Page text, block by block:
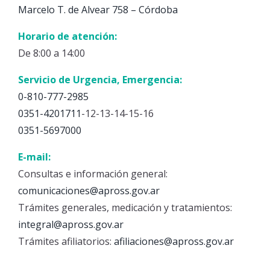
Marcelo T. de Alvear 758 – Córdoba
Horario de atención:
De 8:00 a 14:00
Servicio de Urgencia, Emergencia:
0-810-777-2985
0351-4201711-12-13-14-15-16
0351-5697000
E-mail:
Consultas e información general:
comunicaciones@apross.gov.ar
Trámites generales, medicación y tratamientos:
integral@apross.gov.ar
Trámites afiliatorios: afiliaciones@apross.gov.ar